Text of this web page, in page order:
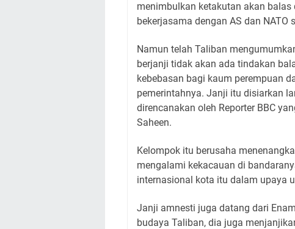
menimbulkan ketakutan akan
bekerjasama dengan AS dan NATO
Namun telah Taliban
berjanji tidak akan ada tindakan
kebebasan bagi kaum perempuan
pemerintahnya. Janji itu disiarkan
direncanakan oleh Reporter BBC
Saheen.
Kelompok itu berusaha
mengalami kekacauan di
internasional kota itu dalam upaya
Janji amnesti juga datang dari
budaya Taliban, dia juga